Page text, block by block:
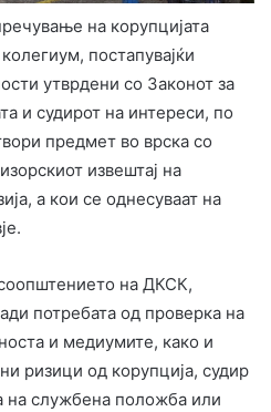
на корупцијата
постапувајќи
утврдени со Законот за
и судирот на интереси, по
предмет во врска со
извештај на
а кои се однесуваат на
на ДКСК,
потребата од проверка на
и медиумите, како и
ризици од корупција, судир
на службена положба или